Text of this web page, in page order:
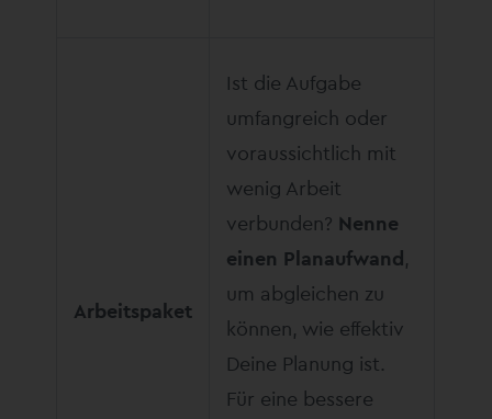
Arbeitspaket
Ist die Aufgabe
umfangreich oder
voraussichtlich mit
wenig Arbeit
verbunden? Nenne
einen Planaufwand,
um abgleichen zu
können, wie effektiv
Deine Planung ist.
Für eine bessere